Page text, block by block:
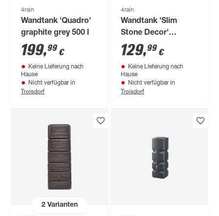
4rain
Wandtank 'Quadro'
graphite grey 500 l
199,99 €
Keine Lieferung nach
Hause
Nicht verfügbar in
Troisdorf
4rain
Wandtank 'Slim
Stone Decor'
sandbeige 330 l
129,99 €
Keine Lieferung nach
Hause
Nicht verfügbar in
Troisdorf
2Varianten